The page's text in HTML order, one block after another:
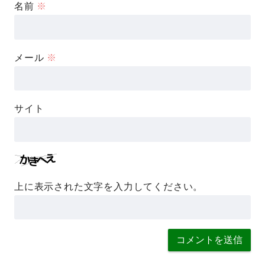
名前 ※
メール ※
サイト
上に表示された文字を入力してください。